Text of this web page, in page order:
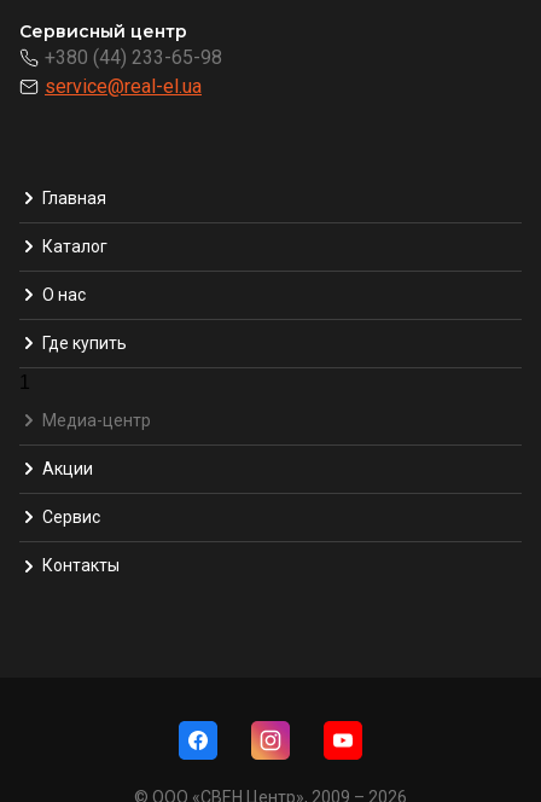
Сервисный центр
+380 (44) 233-65-98
service@real-el.ua
Главная
Каталог
О нас
Где купить
1
Медиа-центр
Акции
Сервис
Контакты
© ООО «СВЕН Центр», 2009 – 2026